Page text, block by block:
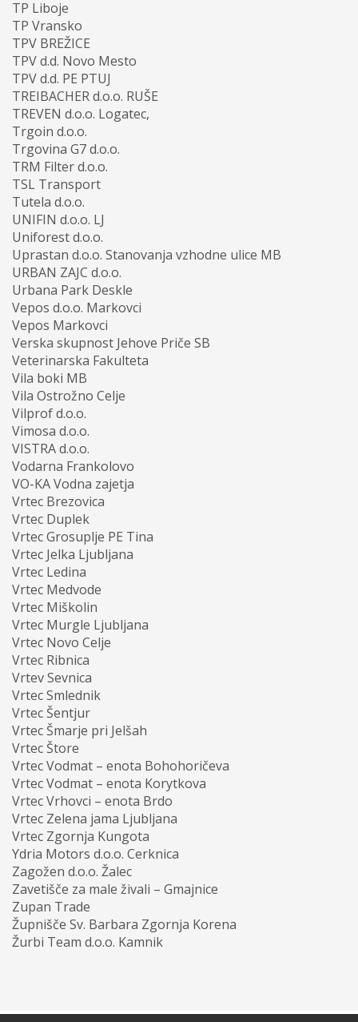
TP Liboje
TP Vransko
TPV BREŽICE
TPV d.d. Novo Mesto
TPV d.d. PE PTUJ
TREIBACHER d.o.o. RUŠE
TREVEN d.o.o. Logatec,
Trgoin d.o.o.
Trgovina G7 d.o.o.
TRM Filter d.o.o.
TSL Transport
Tutela d.o.o.
UNIFIN d.o.o. LJ
Uniforest d.o.o.
Uprastan d.o.o. Stanovanja vzhodne ulice MB
URBAN ZAJC d.o.o.
Urbana Park Deskle
Vepos d.o.o. Markovci
Vepos Markovci
Verska skupnost Jehove Priče SB
Veterinarska Fakulteta
Vila boki MB
Vila Ostrožno Celje
Vilprof d.o.o.
Vimosa d.o.o.
VISTRA d.o.o.
Vodarna Frankolovo
VO-KA Vodna zajetja
Vrtec Brezovica
Vrtec Duplek
Vrtec Grosuplje PE Tina
Vrtec Jelka Ljubljana
Vrtec Ledina
Vrtec Medvode
Vrtec Miškolin
Vrtec Murgle Ljubljana
Vrtec Novo Celje
Vrtec Ribnica
Vrtev Sevnica
Vrtec Smlednik
Vrtec Šentjur
Vrtec Šmarje pri Jelšah
Vrtec Štore
Vrtec Vodmat – enota Bohohoričeva
Vrtec Vodmat – enota Korytkova
Vrtec Vrhovci – enota Brdo
Vrtec Zelena jama Ljubljana
Vrtec Zgornja Kungota
Ydria Motors d.o.o. Cerknica
Zagožen d.o.o. Žalec
Zavetišče za male živali – Gmajnice
Zupan Trade
Župnišče Sv. Barbara Zgornja Korena
Žurbi Team d.o.o. Kamnik